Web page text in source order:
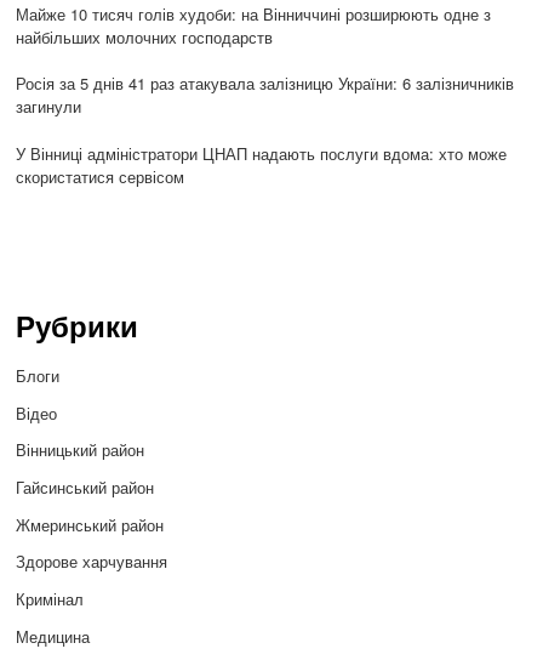
Майже 10 тисяч голів худоби: на Вінниччині розширюють одне з
найбільших молочних господарств
Росія за 5 днів 41 раз атакувала залізницю України: 6 залізничників
загинули
У Вінниці адміністратори ЦНАП надають послуги вдома: хто може
скористатися сервісом
Рубрики
Блоги
Відео
Вінницький район
Гайсинський район
Жмеринський район
Здорове харчування
Кримінал
Медицина